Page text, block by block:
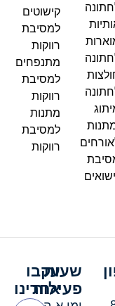
קישוטים
למסיבת
רווקות
מתנפחים
למסיבת
רווקות
מתנות
למסיבת
רווקות
שעות
פעילות
עקבו
אחרינו